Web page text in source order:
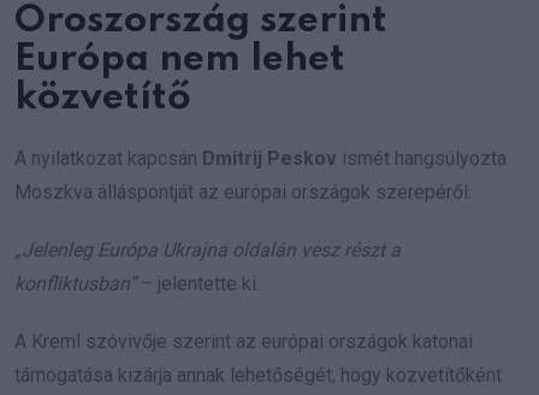
Oroszország szerint
Európa nem lehet
közvetítő
A nyilatkozat kapcsán Dmitrij Peskov ismét hangsúlyozta
Moszkva álláspontját az európai országok szerepéről.
„Jelenleg Európa Ukrajna oldalán vesz részt a
konfliktusban”– jelentette ki.
A Kreml szóvivője szerint az európai országok katonai
támogatása kizárja annak lehetőségét, hogy közvetítőként